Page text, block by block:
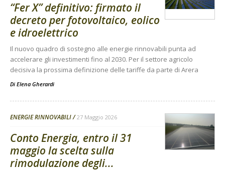
“Fer X” definitivo: firmato il
decreto per fotovoltaico, eolico
e idroelettrico
Il nuovo quadro di sostegno alle energie rinnovabili punta ad
accelerare gli investimenti fino al 2030. Per il settore agricolo
decisiva la prossima definizione delle tariffe da parte di Arera
Di Elena Gherardi
ENERGIE RINNOVABILI 27 Maggio 2026
Conto Energia, entro il 31
maggio la scelta sulla
rimodulazione degli...